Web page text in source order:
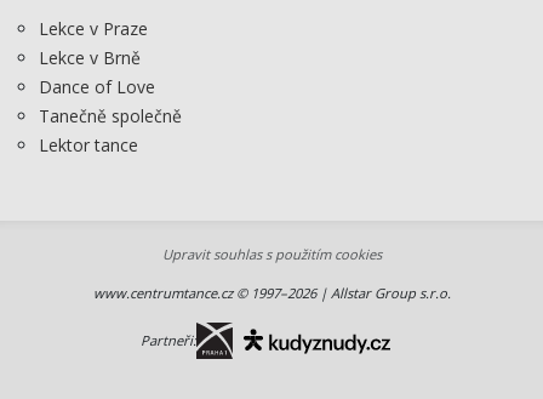
Lekce v Praze
Lekce v Brně
Dance of Love
Tanečně společně
Lektor tance
Upravit souhlas s použitím cookies
www.centrumtance.cz © 1997–2026 | Allstar Group s.r.o.
Partneři: